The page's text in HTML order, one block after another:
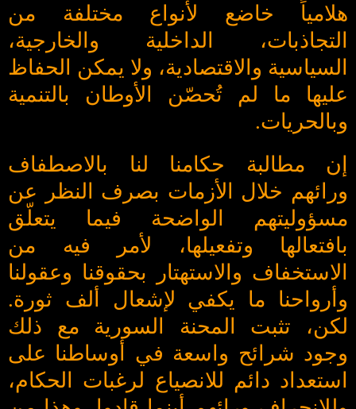
هلامياً خاضع لأنواع مختلفة من
التجاذبات، الداخلية والخارجية،
السياسية والاقتصادية، ولا يمكن الحفاظ
عليها ما لم تُحصّن الأوطان بالتنمية
وبالحريات.
إن مطالبة حكامنا لنا بالاصطفاف
ورائهم خلال الأزمات بصرف النظر عن
مسؤوليتهم الواضحة فيما يتعلّق
بافتعالها وتفعيلها، لأمر فيه من
الاستخفاف والاستهتار بحقوقنا وعقولنا
وأرواحنا ما يكفي لإشعال ألف ثورة.
لكن، تثبت المحنة السورية مع ذلك
وجود شرائح واسعة في أوساطنا على
استعداد دائم للانصياع لرغبات الحكام،